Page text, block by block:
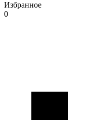
Избранное
0